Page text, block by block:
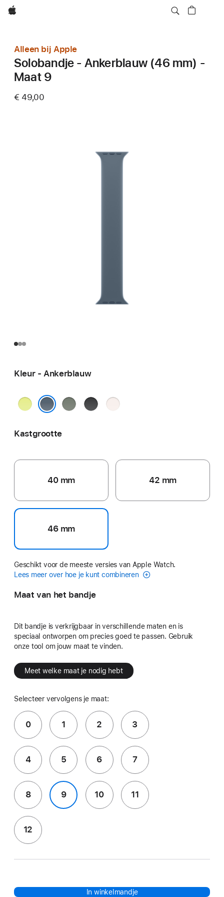
Apple
Alleen bij Apple
Solobandje - Ankerblauw (46 mm) -
Maat 9
€ 49,00
Kleur - Ankerblauw
Neongeel Groengrijs
Zwart Rosé
Kastgrootte
40 mm 42 mm
46 mm
Geschikt voor de meeste versies van Apple Watch.
Lees meer over hoe je kunt combineren
Maat van het bandje
Dit bandje is verkrijgbaar in verschillende maten en is
speciaal ontworpen om precies goed te passen. Gebruik
onze tool om jouw maat te vinden.
Meet welke maat je nodig hebt
Selecteer vervolgens je maat:
0 1 2 3
4 5 6 7
8 9 10 11
12
In winkelmandje